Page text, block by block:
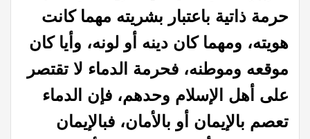
حرمة ذاتية باعتبار بشريته مهما كانت
هويته، ومهما كان دينه أو لونه، وأيا كان
موقعه وموطنه، فحرمة الدماء لا تقتصر
على أهل الإسلام وحدهم، فإن الدماء
تعصم بالإيمان أو بالأمان، فبالإيمان